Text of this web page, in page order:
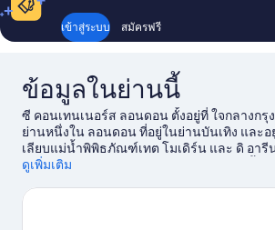
เข้าสู่ระบบ สมัครฟรี
ข้อมูลในย่านนี้
ซี คอนเทนเนอร์ส ลอนดอน ตั้งอยู่ที่ ใจกลางกรุ
ย่านหนึ่งใน ลอนดอน ที่อยู่ในย่านบันเทิง และ
เลียบแม่น้ำพิพิธภัณฑ์เทต โมเดิร์น และ ดิ อารี
เที่ยวทางวัฒนธรรมที่ไม่ควรพลาดในย่านนี้ ส่
เพลิดเพลินกับกิจกรรมหรือเกมได้ที่ สนามกีฬา
ดูเพิ่มเติม